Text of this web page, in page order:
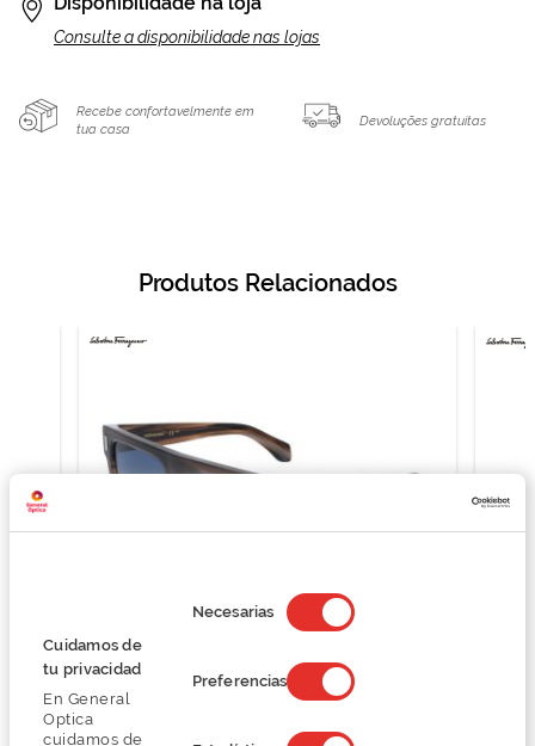
Cuidamos de
tu privacidad
En General
Optica
cuidamos de
de
consentimiento
Necesarias
Preferencias
Consulte a disponibilidade nas lojas
Recebe confortavelmente em
tua casa
Devoluções gratuitas
Produtos Relacionados
SALVATORE FERRAGAMO SF2063SE
234,74 €